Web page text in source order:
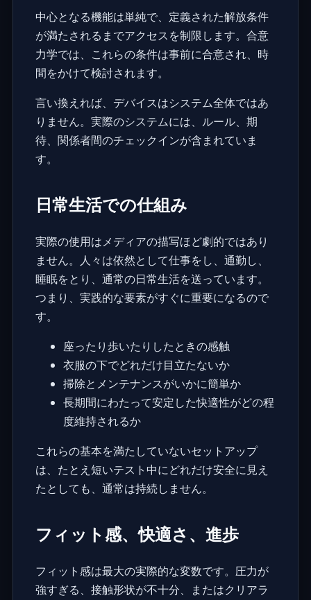
中心となる機能は単純で、定義された解放条件
が満たされるまでアクセスを制限します。合意
力学では、これらの条件は事前に合意され、時
間をかけて検討されます。
言い換えれば、デバイスはシステム全体ではあ
りません。実際のシステムには、ルール、期
待、関係者間のチェックインが含まれていま
す。
日常生活での仕組み
実際の使用はメディアの描写ほど劇的ではあり
ません。人々は依然として仕事をし、通勤し、
睡眠をとり、通常の日常生活を送っています。
つまり、実践的な要素がすぐに重要になるので
す。
座ったり歩いたりしたときの感触
衣服の下でどれだけ目立たないか
掃除とメンテナンスがいかに簡単か
長期間にわたって安定した快適性がどの程
度維持されるか
これらの基本を満たしていないセットアップ
は、たとえ短いテスト中にどれだけ安全に見え
たとしても、通常は持続しません。
フィット感、快適さ、進歩
フィット感は最大の実際的な変数です。圧力が
強すぎる、接触形状が不十分、またはクリアラ